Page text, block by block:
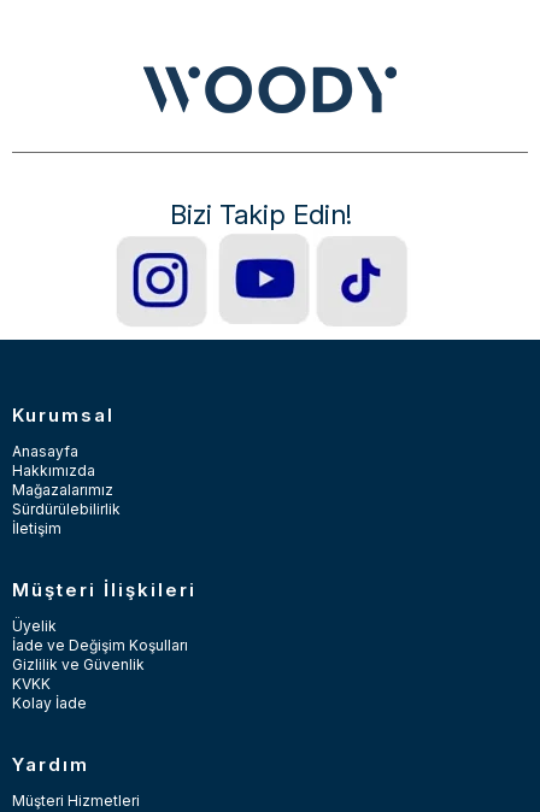
Bizi Takip Edin!
Kurumsal
Anasayfa
Hakkımızda
Mağazalarımız
Sürdürülebilirlik
İletişim
Müşteri İlişkileri
Üyelik
İade ve Değişim Koşulları
Gizlilik ve Güvenlik
KVKK
Kolay İade
Yardım
Müşteri Hizmetleri